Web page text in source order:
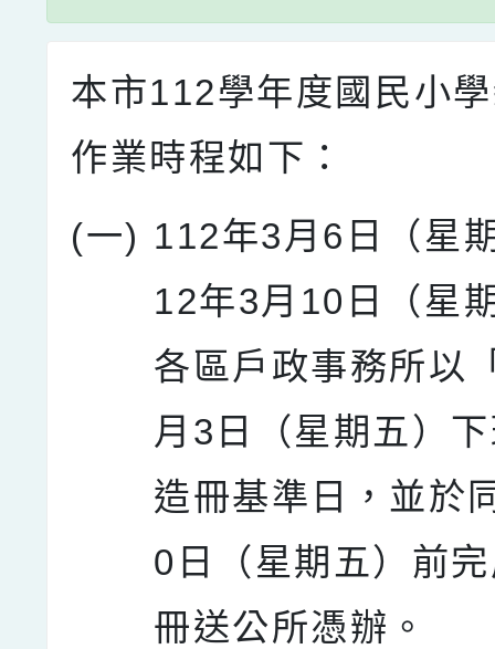
本市112學年度國民小
作業時程如下：
(一) 112年3月6日（星
12年3月10日（星
各區戶政事務所以
月3日（星期五）
造冊基準日，並於
0日（星期五）前
冊送公所憑辦。